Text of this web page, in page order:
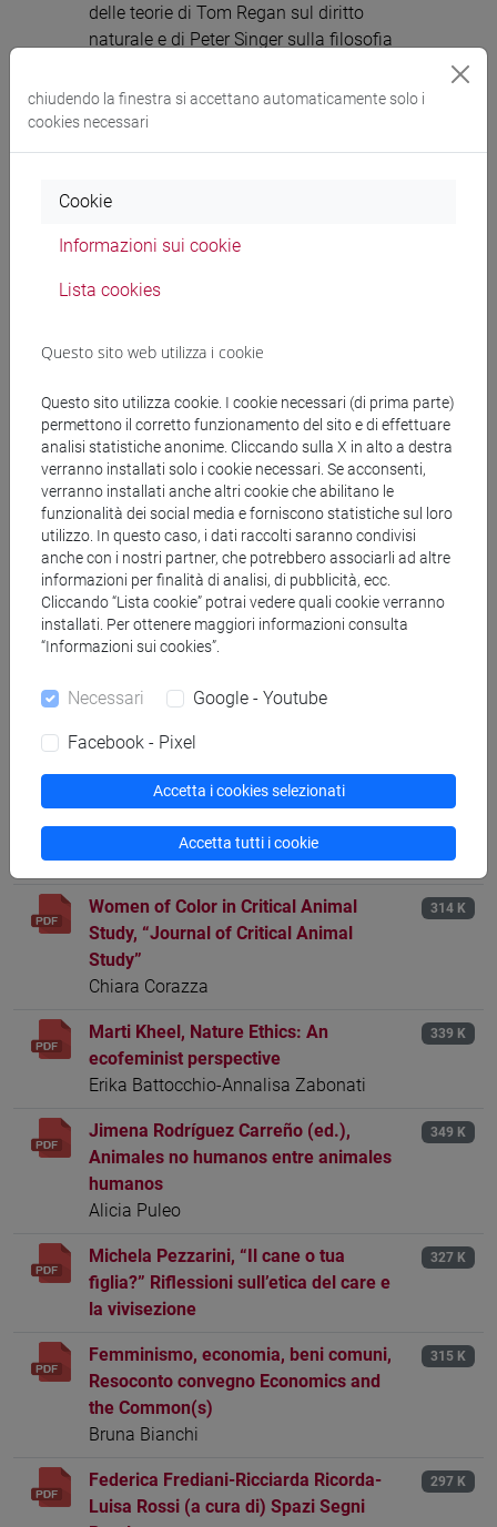
delle teorie di Tom Regan sul diritto
naturale e di Peter Singer sulla filosofia
da Cartesio e Bacone, ha posto le basi
per la giustificazione con pretesti
un’etica di relazione tra umani e animali
dominante li ha considerati esseri non
razionali, da soggiogare (e annientare).
costituisce la base per costruire un
con le altre forme di vita.
Strumenti della ricerca
Femminismo e questione animale
a cura di Annalisa Zabonati.
Bilbliografia e sitografia sul pensiero
ecovegfemminista
Recensioni, interventi, resoconti
Hypatia vol. 27, no. 3, Summer 2012,
Animal Others
Erika Battocchio-Annalisa Zabonati
354 K
Women of Color in Critical Animal
Study, “Journal of Critical Animal
Study”
Chiara Corazza
314 K
Marti Kheel, Nature Ethics: An
ecofeminist perspective
Erika Battocchio-Annalisa Zabonati
339 K
Jimena Rodríguez Carreño (ed.),
Animales no humanos entre animales
humanos
Alicia Puleo
349 K
Michela Pezzarini, “Il cane o tua
figlia?” Riflessioni sull’etica del care e
la vivisezione
327 K
Femminismo, economia, beni comuni,
Resoconto convegno Economics and
the Common(s)
Bruna Bianchi
315 K
Federica Frediani-Ricciarda Ricorda-
Luisa Rossi (a cura di) Spazi Segni
297 K
chiudendo la finestra si accettano automaticamente solo i
cookies necessari
Cookie
Informazioni sui cookie
Lista cookies
Questo sito web utilizza i cookie
Questo sito utilizza cookie. I cookie necessari (di prima parte)
permettono il corretto funzionamento del sito e di effettuare
analisi statistiche anonime. Cliccando sulla X in alto a destra
verranno installati solo i cookie necessari. Se acconsenti,
verranno installati anche altri cookie che abilitano le
funzionalità dei social media e forniscono statistiche sul loro
utilizzo. In questo caso, i dati raccolti saranno condivisi
anche con i nostri partner, che potrebbero associarli ad altre
informazioni per finalità di analisi, di pubblicità, ecc.
Cliccando “Lista cookie” potrai vedere quali cookie verranno
installati. Per ottenere maggiori informazioni consulta
“Informazioni sui cookies”.
Necessari Google - Youtube
Facebook - Pixel
Accetta i cookies selezionati
Accetta tutti i cookie